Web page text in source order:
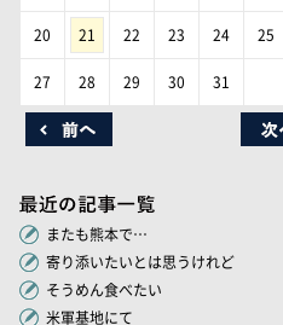
20 21 22 23 24 25
27 28 29 30 31
またも熊本で…
寄り添いたいとは思うけれど
そうめん食べたい
米軍基地にて